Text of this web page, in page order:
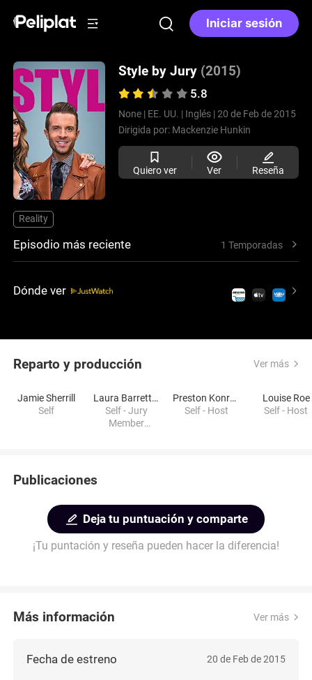
Iniciar sesión
Style by Jury (2015)
5.8
None | EE. UU. | Inglés | 20 de Feb de 2015
Dirigida por: Mackenzie Hunkin
Quiero ver Ver Reseña
Reality
Episodio más reciente 1 Temporadas
Dónde ver
Reparto y producción Ver más
Jamie Sherrill
Self
Laura Barrett Larkins
Self - Jury
Member
Preston Konrad
Self - Host
Louise Roe
Self - Host
Publicaciones
Deja tu puntuación y comparte
¡Tu puntación y reseña pueden hacer la diferencia!
Más información Ver más
Fecha de estreno 20 de Feb de 2015